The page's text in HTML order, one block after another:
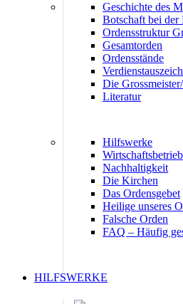
Geschichte des
Botschaft bei der
Ordensstruktur
Gesamtorden
Ordensstände
Die
Literatur
Hilfswerke
Nachhaltigkeit
Die Kirchen
Das Ordensgebet
Heilige unseres
Falsche Orden
FAQ – Häufig
HILFSWERKE